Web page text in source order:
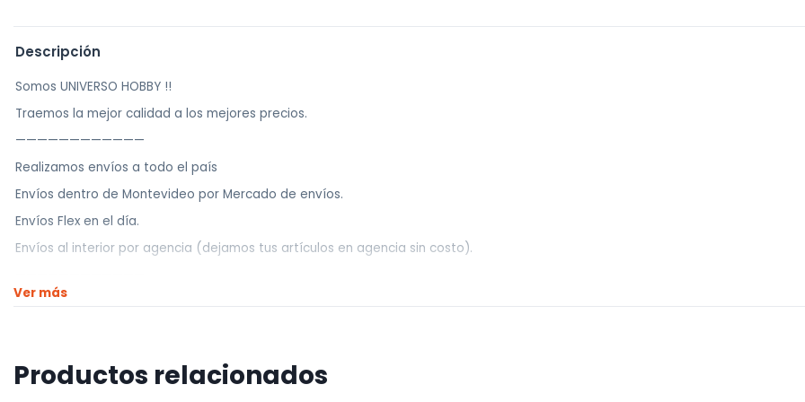
Descripción
Somos UNIVERSO HOBBY !!
Traemos la mejor calidad a los mejores precios.
————————————
Realizamos envíos a todo el país
Envíos dentro de Montevideo por Mercado de envíos.
Envíos Flex en el día.
Envíos al interior por agencia (dejamos tus artículos en agencia sin costo).
Retiros
Ver más
Productos relacionados